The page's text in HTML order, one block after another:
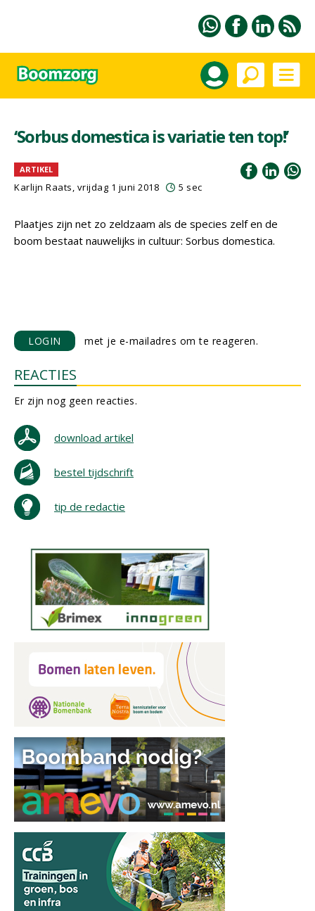
‘Sorbus domestica is variatie ten top!’
ARTIKEL
Karlijn Raats, vrijdag 1 juni 2018 5 sec
Plaatjes zijn net zo zeldzaam als de species zelf en de
boom bestaat nauwelijks in cultuur: Sorbus domestica.
LOGIN met je e-mailadres om te reageren.
REACTIES
Er zijn nog geen reacties.
download artikel
bestel tijdschrift
tip de redactie